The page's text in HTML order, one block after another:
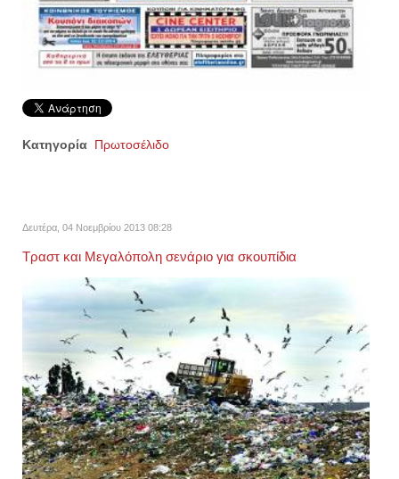
Κατηγορία Πρωτοσέλιδο
Δευτέρα, 04 Νοεμβρίου 2013 08:28
Τραστ και Μεγαλόπολη σενάριο για σκουπίδια